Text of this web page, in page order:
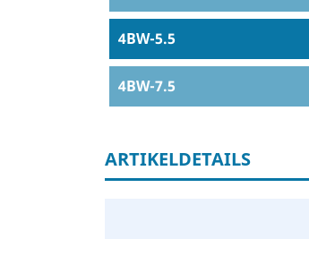
4BW-5.5
4BW-7.5
ARTIKELDETAILS